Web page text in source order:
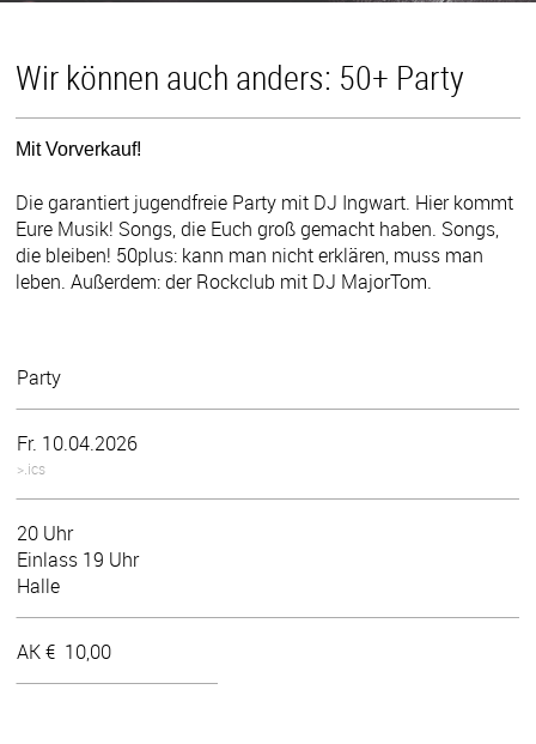
Wir können auch anders: 50+ Party
Mit Vorverkauf!
Die garantiert jugendfreie Party mit DJ Ingwart. Hier kommt
Eure Musik! Songs, die Euch groß gemacht haben. Songs,
die bleiben! 50plus: kann man nicht erklären, muss man
leben. Außerdem: der Rockclub mit DJ MajorTom.
Party
Fr. 10.04.2026
>.ics
20 Uhr
Einlass 19 Uhr
Halle
AK € 10,00